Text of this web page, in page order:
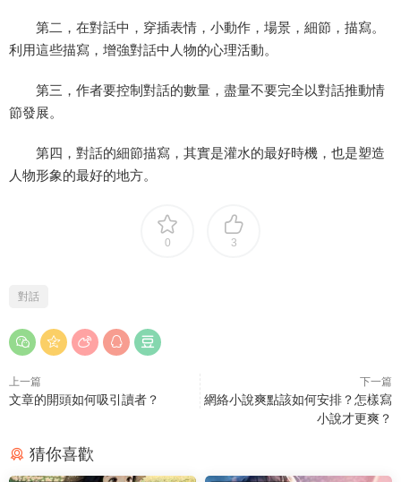
第二，在對話中，穿插表情，小動作，場景，細節，描寫。
利用這些描寫，增強對話中人物的心理活動。
第三，作者要控制對話的數量，盡量不要完全以對話推動情
節發展。
第四，對話的細節描寫，其實是灌水的最好時機，也是塑造
人物形象的最好的地方。
0 3
對話
上一篇
文章的開頭如何吸引讀者？
下一篇
網絡小說爽點該如何安排？怎樣寫
小說才更爽？
猜你喜歡